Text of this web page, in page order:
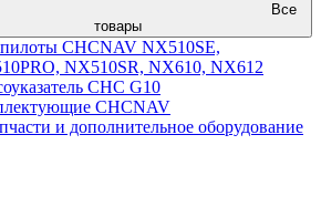
Все
товары
CHCNAV NX510SE,
NX510SR, NX610, NX612
CHC G10
CHCNAV
и дополнительное оборудование